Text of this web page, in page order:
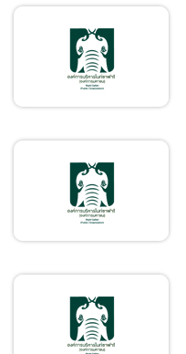
ประกาศผู้ชนะการเสนอราคา
ซื้อน้ำมันเชื้อเพลิงชนิดดีเซล
และชนิดแก๊สโซฮอล์ 95 (ครั้ง
ที่ 9/2569) จำนวน 2 รายการ
(ร่าง) ประกาศประกวดราคา
จ้างก่อสร้างส่วนแสดงค่างห้า
สี ด้วยวิธีประกวดราคา
อิเล็กทรอนิกส์ (e-bidding)
ประกาศผู้ชนะการเสนอราคา
จ้างบุคคลภายนอกเป็นผู้สอบ
บัญชี สำหรับรอบปีบัญชี